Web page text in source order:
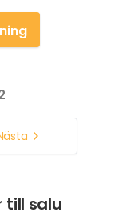
till salu